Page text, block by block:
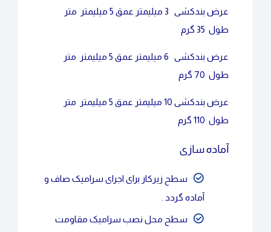
عرض بندکشی 3 میلیمتر عمق 5 میلیمتر متر
طول 35 گرم
عرض بندکشی 6 میلیمتر عمق 5 میلیمتر متر
طول 70 گرم
عرض بندکشی 10 میلیمتر عمق 5 میلیمتر متر
طول 110 گرم
آماده سازی
سطح زیرکار برای اجرای سرامیک صاف و
آماده گردد .
سطح محل نصب سرامیک مقاومت